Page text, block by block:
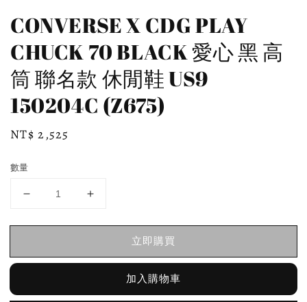
CONVERSE X CDG PLAY
CHUCK 70 BLACK 愛心 黑 高
筒 聯名款 休閒鞋 US9
150204C (Z675)
Regular
NT$ 2,525
數量
立即購買
加入購物車